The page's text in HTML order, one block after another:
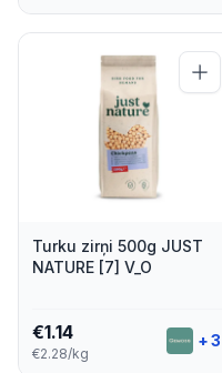
Turku zirņi 500g JUST
NATURE [7] V_O
€1.14
€2.28/kg
+3